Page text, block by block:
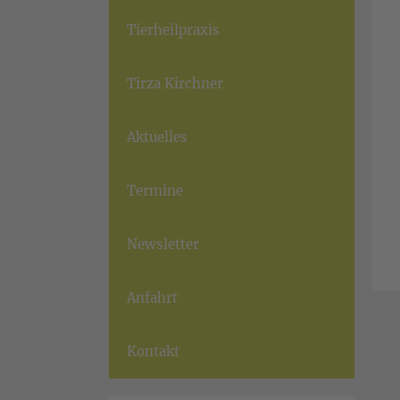
Tierheilpraxis
Tirza Kirchner
Aktuelles
Termine
Newsletter
Anfahrt
Kontakt